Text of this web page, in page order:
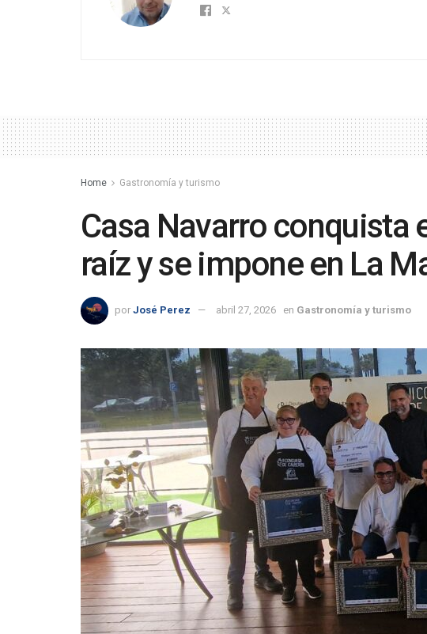
Home Gastronomía y turismo
Casa Navarro conquista
raíz y se impone en La
por José Perez abril 27, 2026 en Gastronomía y turismo